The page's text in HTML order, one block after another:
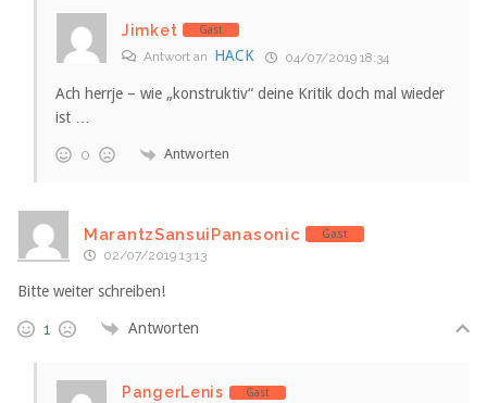
Jimket Gast
Antwort an HACK 04/07/2019 18:34
Ach herrje – wie „konstruktiv“ deine Kritik doch mal wieder
ist …
0 Antworten
MarantzSansuiPanasonic Gast
02/07/2019 13:13
Bitte weiter schreiben!
1 Antworten
PangerLenis Gast